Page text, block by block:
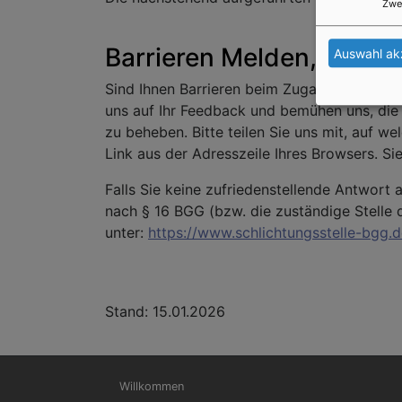
Barrieren Melden,
Sind Ihnen Barrieren beim Zugang zu
uns auf Ihr Feedback und bemühen uns,
zu beheben. Bitte teilen Sie uns mit, auf
Link aus der Adresszeile Ihres Browsers.
Falls Sie keine zufriedenstellende Antwort
nach § 16 BGG (bzw. die zuständige
unter: https://www.schlichtungsstelle-
Stand: 15.01.2026
Hauptnavigation
Willkommen
Auswahl